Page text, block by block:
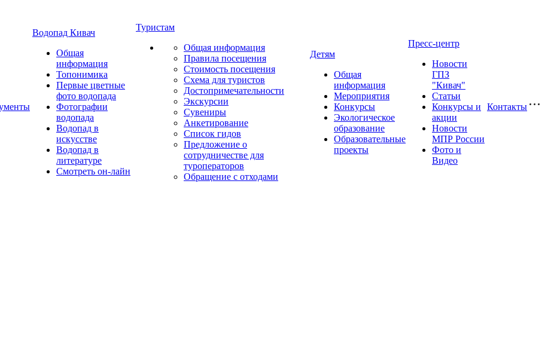
Водопад Кивач
Общая
информация
Топонимика
Первые цветные
фото водопада
Фотографии
водопада
Водопад в
искусстве
Водопад в
литературе
Смотреть он-лайн
Туристам
Общая информация
Правила посещения
Стоимость посещения
Схема для туристов
Достопримечательности
Экскурсии
Сувениры
Анкетирование
Список гидов
Предложение о
сотрудничестве для
туроператоров
Обращение с отходами
Детям
Общая
информация
Мероприятия
Конкурсы
Экологическое
образование
Образовательные
проекты
Пресс-центр
Новости
ГПЗ
"Кивач"
Статьи
Конкурсы и
акции
Новости
МПР России
Фото и
Видео
Контакты